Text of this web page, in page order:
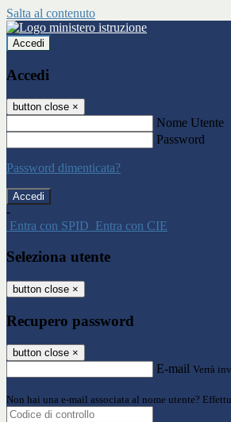
Salta al contenuto
Accedi
Accedi
button close ×
Nome Utente
Password
Password dimenticata?
-
Entra con SPID Entra con CIE
Seleziona utente
button close ×
Recupero password
button close ×
E-mail Verrà
Non hai una e-mail associata al nome utente?